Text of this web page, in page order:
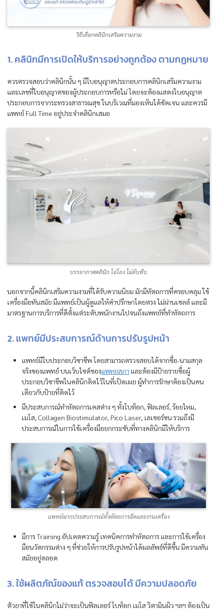
วิธีเลือกคลินิกเสริมความงาม
1. คลินิกมีการเปิดให้บริการอย่างถูกต้อง ตามกฏหมาย
ควรตรวจสอบว่าคลินิกนั้น ๆ มีใบอนุญาตประกอบการคลินิกเสริมความงาม
และเลขที่ใบอนุญาตของผู้ประกอบการหรือไม่ โดยจะต้องแสดงใบอนุญาต
ประกอบการจากระทรวงสาธารณสุข ในบริเวณที่มองเห็นได้ชัดเจน และควรมี
แพทย์ Full Time อยู่ประจำคลินิกเสมอ
บรรยากาศคลินิก โอ่โถง ไม่อับทึบ
นอกจากนี้คลินิกเสริมความงามที่ได้รับความนิยม มักมีหัตถการที่ครอบคลุม ใช้
เครื่องมือทันสมัย มีแพทย์เป็นผู้ดูแลให้คำปรึกษาโดยตรง ไม่ผ่านเซลล์ และมี
มาตรฐานการบริการที่ดีตั้งแต่ระดับพนักงานไปจนถึงแพทย์ที่ทำหัตถการ
2. แพทย์มีประสบการณ์ด้านการปรับรูปหน้า
แพทย์มีใบประกอบวิชาชีพ โดยสามารถตรวจสอบได้จากชื่อ-นามสกุล
จริงของแพทย์ บนเว็บไซต์ของแพทยสภา และต้องมีป้ายรายชื่อผู้
ประกอบวิชาชีพในคลินิกติดไว้ในที่เปิดเผย ผู้ทำการรักษาต้องเป็นคน
เดียวกับป้ายที่ติดไว้
มีประสบการณ์ทำหัตถการเคสต่าง ๆ ทั้งโบท็อก, ฟิลเลอร์, ร้อยไหม,
เมโส, Collagen Biostimulator, Pico Laser, เลเซอร์ขน รวมถึงมี
ประสบการณ์ในการใช้เครื่องมือยกกระชับที่ทางคลินิกมีให้บริการ
แพทย์มากประสบการณ์ทั้งหัตถการฉีดและงานเครื่อง
มีการ Training อัปเดตความรู้ เทคนิคการทำหัตถการ และการใช้เครื่อง
มือนวัตกรรมต่าง ๆ ที่ช่วยให้การปรับรูปหน้าได้ผลลัพธ์ที่ดีขึ้น มีความทัน
สมัยอยู่ตลอด
3. ใช้ผลิตภัณ์ของแท้ ตรวจสอบได้ มีความปลอดภัย
ตัวยาที่ใช้ในคลินิกไม่ว่าจะเป็นฟิลเลอร์ โบท็อก เมโส วิตามินผิว ฯลฯ ต้องเป็น